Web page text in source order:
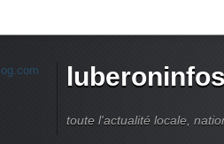
toute l'actualité locale,